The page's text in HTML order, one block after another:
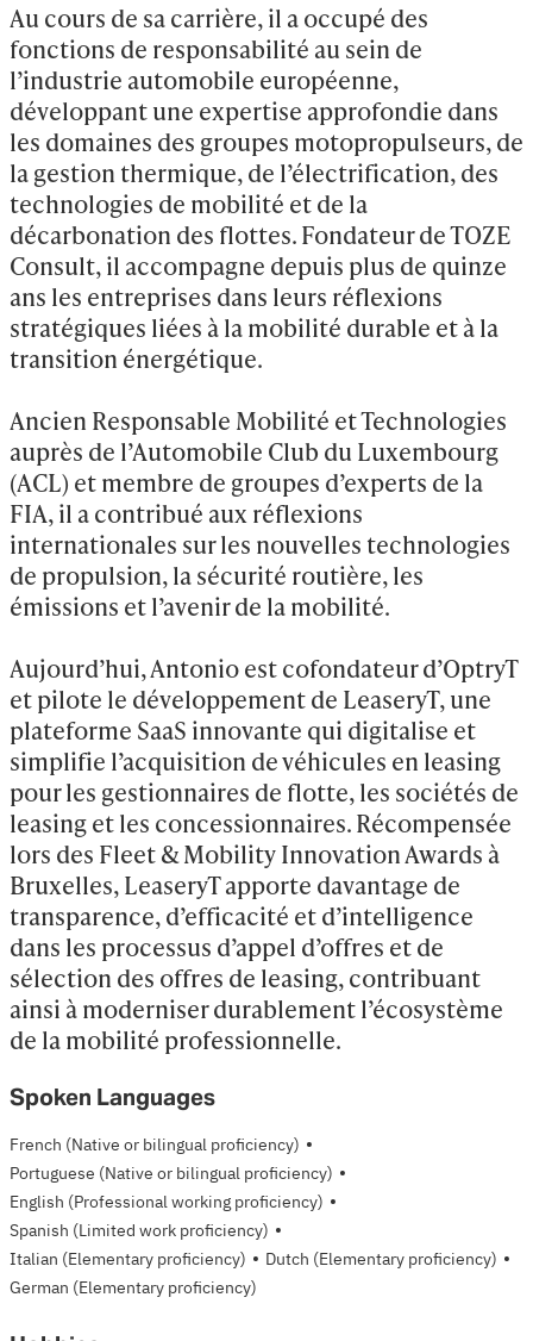
Au cours de sa carrière, il a occupé des
fonctions de responsabilité au sein de
l’industrie automobile européenne,
développant une expertise approfondie dans
les domaines des groupes motopropulseurs, de
la gestion thermique, de l’électrification, des
technologies de mobilité et de la
décarbonation des flottes. Fondateur de TOZE
Consult, il accompagne depuis plus de quinze
ans les entreprises dans leurs réflexions
stratégiques liées à la mobilité durable et à la
transition énergétique.
Ancien Responsable Mobilité et Technologies
auprès de l’Automobile Club du Luxembourg
(ACL) et membre de groupes d’experts de la
FIA, il a contribué aux réflexions
internationales sur les nouvelles technologies
de propulsion, la sécurité routière, les
émissions et l’avenir de la mobilité.
Aujourd’hui, Antonio est cofondateur d’OptryT
et pilote le développement de LeaseryT, une
plateforme SaaS innovante qui digitalise et
simplifie l’acquisition de véhicules en leasing
pour les gestionnaires de flotte, les sociétés de
leasing et les concessionnaires. Récompensée
lors des Fleet & Mobility Innovation Awards à
Bruxelles, LeaseryT apporte davantage de
transparence, d’efficacité et d’intelligence
dans les processus d’appel d’offres et de
sélection des offres de leasing, contribuant
ainsi à moderniser durablement l’écosystème
de la mobilité professionnelle.
Spoken Languages
French (Native or bilingual proficiency) ·
Portuguese (Native or bilingual proficiency) ·
English (Professional working proficiency) ·
Spanish (Limited work proficiency) ·
Italian (Elementary proficiency) · Dutch (Elementary proficiency) ·
German (Elementary proficiency)